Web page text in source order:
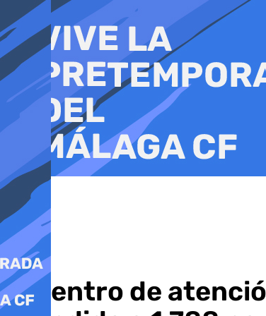
al
contenido
El centro de